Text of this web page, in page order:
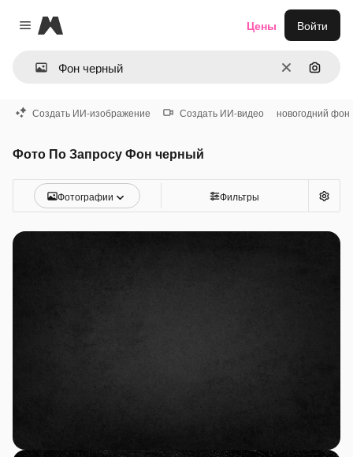
Close menu
Magnific
ОчиститьПоиск
Цены Войти
Создать ИИ-изображение Создать ИИ-видео новогодний фон
Фото По Запросу Фон черный
Фотографии Фильтры